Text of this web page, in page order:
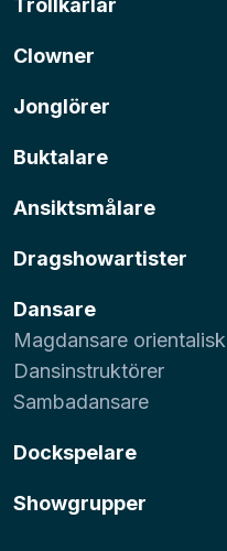
Trollkarlar
Clowner
Jonglörer
Buktalare
Ansiktsmålare
Dragshowartister
Dansare
Magdansare orientalisk
Dansinstruktörer
Sambadansare
Dockspelare
Showgrupper